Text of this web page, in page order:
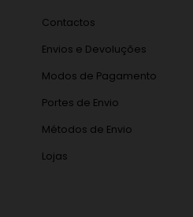
Contactos
Envios e Devoluções
Modos de Pagamento
Portes de Envio
Métodos de Envio
Lojas